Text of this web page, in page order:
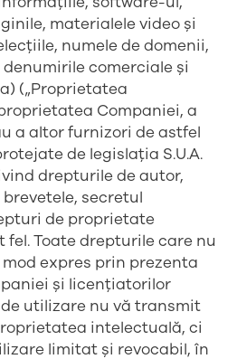
materialele video și
numele de domenii,
comerciale și
(„Proprietatea
Companiei, a
a altor furnizori de astfel
de legislația S.U.A.
drepturile de autor,
secretul
de proprietate
Toate drepturile care nu
expres prin prezenta
și licențiatorilor
utilizare nu vă transmit
intelectuală, ci
limitat și revocabil, în